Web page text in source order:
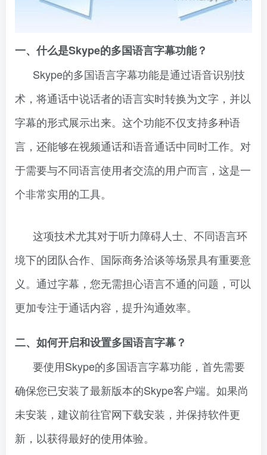
一、什么是Skype的多国语言字幕功能？
Skype的多国语言字幕功能是通过语音识别技
术，将通话中说话者的语言实时转换为文字，并以
字幕的形式展示出来。这个功能不仅支持多种语
言，还能够在视频通话和语音通话中同时工作。对
于需要与不同语言使用者交流的用户而言，这是一
个非常实用的工具。
这项技术尤其对于听力障碍人士、不同语言环
境下的团队合作、国际商务洽谈等场景具有重要意
义。通过字幕，您无需担心语言不通的问题，可以
更加专注于通话内容，提升沟通效率。
二、如何开启和设置多国语言字幕？
要使用Skype的多国语言字幕功能，首先需要
确保您已安装了最新版本的Skype客户端。如果尚
未安装，建议前往官网下载安装，并保持软件更
新，以获得最好的使用体验。